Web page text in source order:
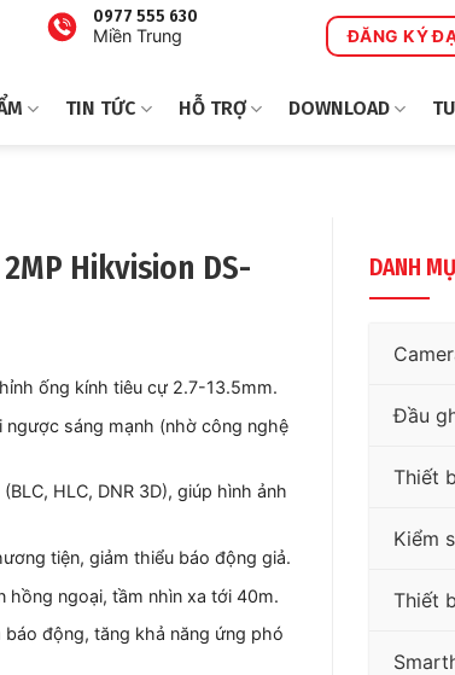
0977 555 630
Miền Trung
ĐĂNG KÝ
TIN TỨC HỖ TRỢ DOWNLOAD
DANH
Đầu
Thiết
Kiểm
Thiết
Hikvision DS-
ống kính tiêu cự 2.7-13.5mm.
ngược sáng mạnh (nhờ công nghệ
HLC, DNR 3D), giúp hình ảnh
tiện, giảm thiểu báo động giả.
hồng ngoại, tầm nhìn xa tới 40m.
động, tăng khả năng ứng phó